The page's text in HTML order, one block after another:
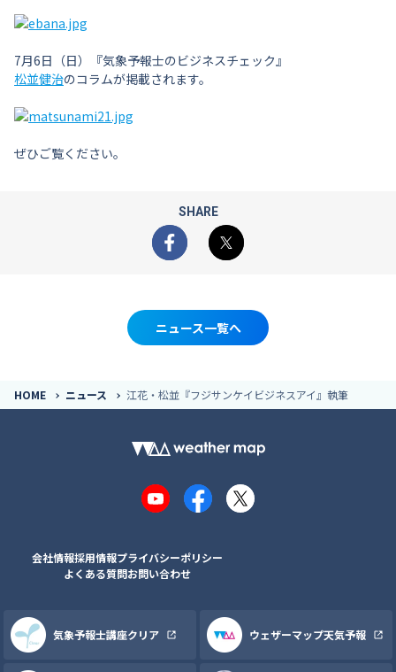
7月6日（日）『気象予報士のビジネスチェック』
松並健治のコラムが掲載されます。
ぜひご覧ください。
SHARE
Facebook
X
ニュース一覧へ
HOME ニュース 江花・松並『フジサンケイビジネスアイ』執筆
YouTubeFacebook
X
会社情報採用情報プライバシーポリシー
よくある質問お問い合わせ
気象予報士講座クリア ウェザーマップ天気予報